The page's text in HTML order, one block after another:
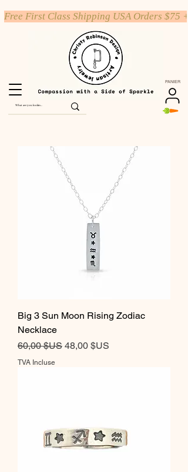
PANIER
Free First Class Shipping USA Orders $75 +
Big 3 Sun Moon Rising Zodiac
Necklace
Prix original
60,00 $US Prix promotionnel
48,00 $US
TVA Incluse